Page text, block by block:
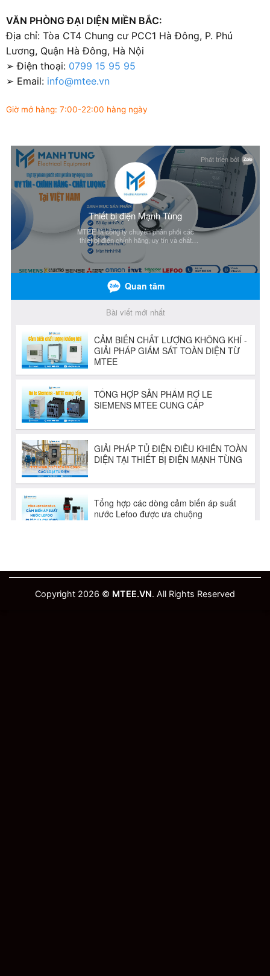
VĂN PHÒNG ĐẠI DIỆN MIỀN BẮC:
Địa chỉ: Tòa CT4 Chung cư PCC1 Hà Đông, P. Phú
Lương, Quận Hà Đông, Hà Nội
➢ Điện thoại: 0799 15 95 95
➢ Email: info@mtee.vn
Giờ mở hàng: 7:00-22:00 hàng ngày
Copyright 2026 © MTEE.VN. All Rights Reserved